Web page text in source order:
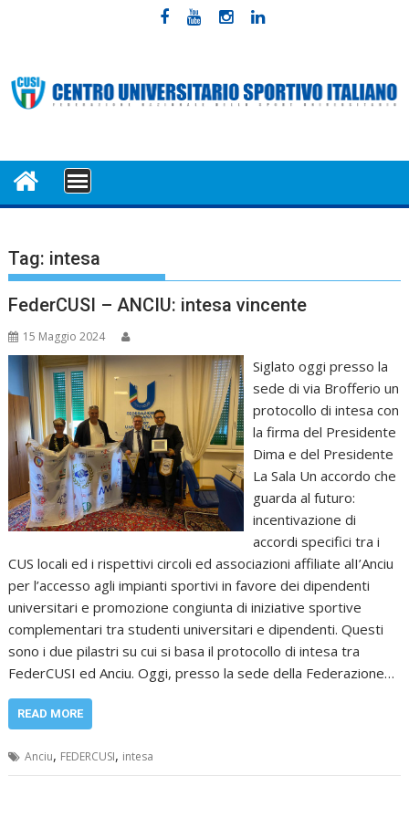
MENU
Tag: intesa
FederCUSI – ANCIU: intesa vincente
15 Maggio 2024
Siglato oggi presso la
sede di via Brofferio un
protocollo di intesa con
la firma del Presidente
Dima e del Presidente
La Sala Un accordo che
guarda al futuro:
incentivazione di
accordi specifici tra i
CUS locali ed i rispettivi circoli ed associazioni affiliate alI’Anciu
per l’accesso agli impianti sportivi in favore dei dipendenti
universitari e promozione congiunta di iniziative sportive
complementari tra studenti universitari e dipendenti. Questi
sono i due pilastri su cui si basa il protocollo di intesa tra
FederCUSI ed Anciu. Oggi, presso la sede della Federazione…
READ MORE
Anciu, FEDERCUSI, intesa